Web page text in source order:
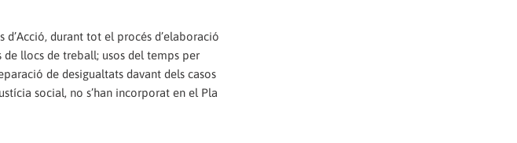
durant tot el procés d’elaboració
llocs de treball; usos del temps per
de desigualtats davant dels casos
social, no s’han incorporat en el Pla